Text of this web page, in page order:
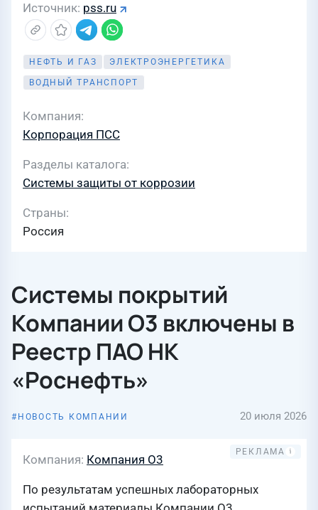
Источник pss.ru
НЕФТЬ И ГАЗ ЭЛЕКТРОЭНЕРГЕТИКА
ВОДНЫЙ ТРАНСПОРТ
Компания
Корпорация ПСС
Разделы каталога
Системы защиты от коррозии
Страны
Россия
Системы покрытий
Компании О3 включены в
Реестр ПАО НК
«Роснефть»
НОВОСТЬ КОМПАНИИ 20 июля 2026
Компания Компания О3
По результатам успешных лабораторных